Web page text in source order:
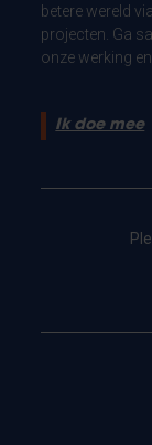
betere wereld
projecten. Ga
onze werking
Ik doe mee